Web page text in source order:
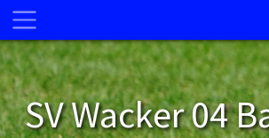
SV Wacker 04